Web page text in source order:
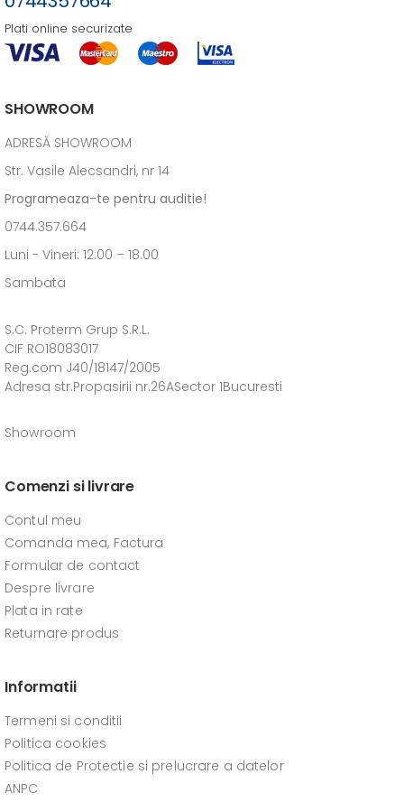
Plati online securizate
SHOWROOM
ADRESĂ SHOWROOM
Str. Vasile Alecsandri, nr 14
Programeaza-te pentru auditie!
0744.357.664
Luni - Vineri: 12:00 – 18.00
Sambata
S.C. Proterm Grup S.R.L.
CIF RO18083017
Reg.com J40/18147/2005
Adresa str.Propasirii nr.26ASector 1Bucuresti
Showroom
Comenzi si livrare
Contul meu
Comanda mea, Factura
Formular de contact
Despre livrare
Plata in rate
Returnare produs
Informatii
Termeni si conditii
Politica cookies
Politica de Protectie si prelucrare a datelor
ANPC